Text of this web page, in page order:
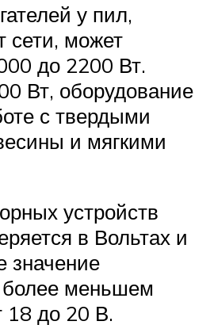
у пил,
сети, может
до 2200 Вт.
Вт, оборудование
с твердыми
и мягкими
устройств
в Вольтах и
значение
более меньшем
18 до 20 В.